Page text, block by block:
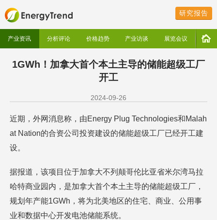
研究报告
产业资讯 分析评论 价格趋势 产业访谈 展览会议
1GWh！加拿大首个本土主导的储能超级工厂
开工
2024-09-26
近期，外网消息称，由Energy Plug Technologies和Malah
at Nation的合资公司投资建设的储能超级工厂已经开工建
设。
据报道，该项目位于加拿大不列颠哥伦比亚省米尔湾马拉
哈特商业园内，是加拿大首个本土主导的储能超级工厂，
规划年产能1GWh，将为北美地区的住宅、商业、公用事
业和数据中心开发电池储能系统。